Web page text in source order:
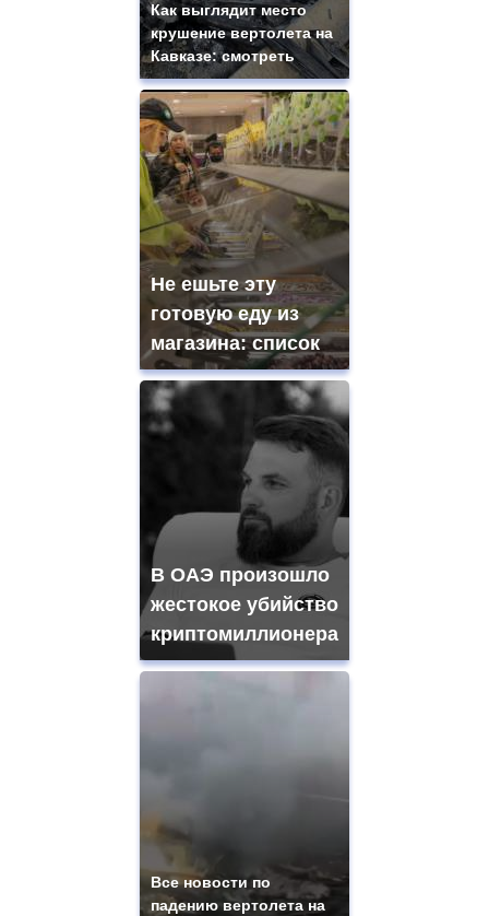
Как выглядит место
крушение вертолета на
Кавказе: смотреть
Не ешьте эту
готовую еду из
магазина: список
В ОАЭ произошло
жестокое убийство
криптомиллионера
Все новости по
падению вертолета на